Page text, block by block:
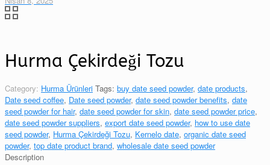
Hurma Çekirdeği Tozu
Category: Hurma Ürünleri Tags: buy date seed powder, date products,
Date seed coffee, Date seed powder, date seed powder benefits, date
seed powder for hair, date seed powder for skin, date seed powder price,
date seed powder suppliers, export date seed powder, how to use date
seed powder, Hurma Çekirdeği Tozu, Kernelo date, organic date seed
powder, top date product brand, wholesale date seed powder
Description